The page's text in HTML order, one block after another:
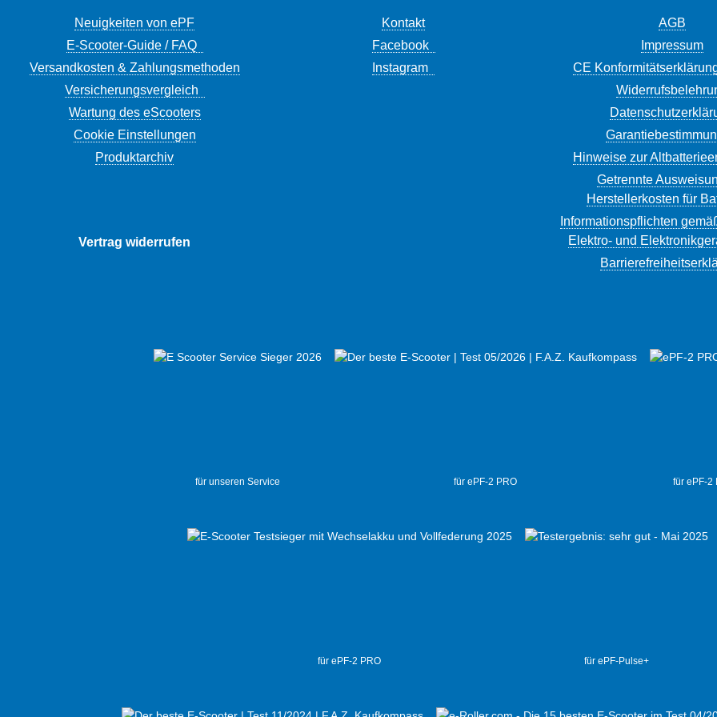
Neuigkeiten von ePF
E-Scooter-Guide / FAQ
Versandkosten & Zahlungsmethoden
Versicherungsvergleich
Wartung des eScooters
Cookie Einstellungen
Produktarchiv
Vertrag widerrufen
Kontakt
Facebook
Instagram
AGB
Impressum
CE
Hinweise zur
Getrennte
Herstellerkosten für
Informationspflichten
Elektro- und
für unseren Service für ePF-2 PRO für ePF-2
für ePF-2 PRO für ePF-Pulse+